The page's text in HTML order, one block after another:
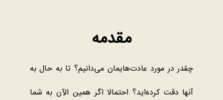
مقدمه
چقدر در مورد عادت‌هایمان می‌دانیم؟ تا به حال به
آنها دقت کرده‌اید؟ احتمالا اگر همین الآن به شما